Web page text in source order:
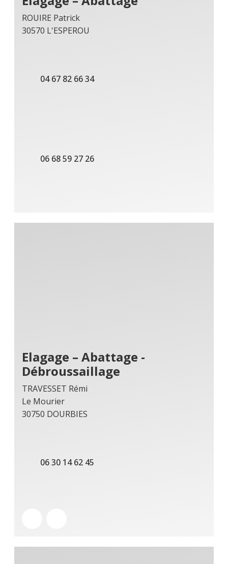
ROUIRE Patrick
30570 L'ESPEROU
04 67 82 66 34
06 68 59 27 26
Elagage – Abattage -
Débroussaillage
TRAVESSET Rémi
Le Mourier
30750 DOURBIES
06 30 14 62 45